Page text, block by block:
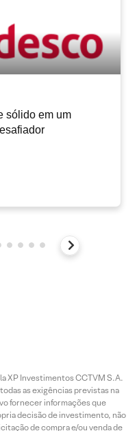
sólido em um
XP Investimentos CCTVM S.A.
as exigências previstas na
fornecer informações que
decisão de investimento, não
de compra e/ou venda de